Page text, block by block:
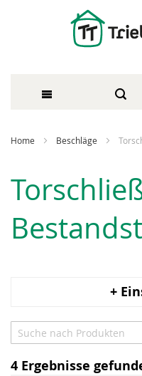
Inhalt
Home Beschläge
+
4 Ergebnisse